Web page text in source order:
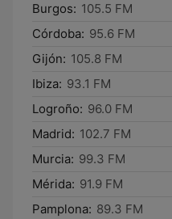
Burgos: 105.5 FM
Córdoba: 95.6 FM
Gijón: 105.8 FM
Ibiza: 93.1 FM
Logroño: 96.0 FM
Madrid: 102.7 FM
Murcia: 99.3 FM
Mérida: 91.9 FM
Pamplona: 89.3 FM